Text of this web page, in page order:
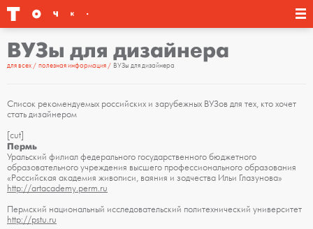
ВУЗы для дизайнера
для всех полезная информация ВУЗы для дизайнера
Список рекомендуемых российских и зарубежных ВУЗов для тех, кто хочет
стать дизайнером
[cut]
Пермь
Уральский филиал федерального государственного бюджетного
образовательного учреждения высшего профессионального образования
«Российская академия живописи, ваяния и зодчества Ильи Глазунова»
http://artacademy.perm.ru
Пермский национальный исследовательский политехнический университет
http://pstu.ru